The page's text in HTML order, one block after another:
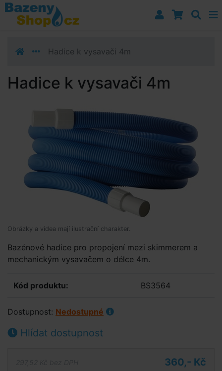
Přejít k navigaci
Přejít na obsah
Přejít k postrannímu sloupci
Hadice k vysavači 4m
Hadice k vysavači 4m
Obrázky a videa mají ilustrační charakter.
Bazénové hadice pro propojení mezi skimmerem a
mechanickým vysavačem o délce 4m.
Kód produktu: BS3564
Dostupnost: Nedostupné
Hlídat dostupnost
360,- Kč